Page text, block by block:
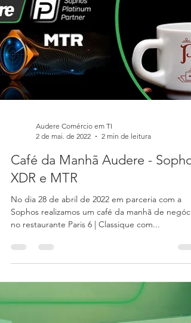
Audere Comércio em TI
2 de mai. de 2022
Café da Manhã Audere - Sophos
XDR e MTR
Sophos realizamos um café da manhã de
no restaurante Paris 6 | Classique com...